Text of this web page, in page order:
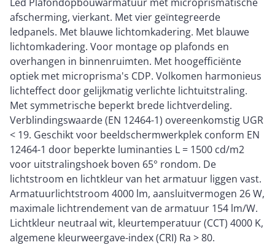
afscherming, vierkant. Met vier geïntegreerde
ledpanels. Met blauwe lichtomkadering. Met blauwe
lichtomkadering. Voor montage op plafonds en
overhangen in binnenruimten. Met hoogefficiënte
optiek met microprisma's CDP. Volkomen harmonieus
lichteffect door gelijkmatig verlichte lichtuitstraling.
Met symmetrische beperkt brede lichtverdeling.
Verblindingswaarde (EN 12464-1) overeenkomstig UGR
< 19. Geschikt voor beeldschermwerkplek conform EN
12464-1 door beperkte luminanties L = 1500 cd/m2
voor uitstralingshoek boven 65° rondom. De
lichtstroom en lichtkleur van het armatuur liggen vast.
Armatuurlichtstroom 4000 lm, aansluitvermogen 26 W,
maximale lichtrendement van de armatuur 154 lm/W.
Lichtkleur neutraal wit, kleurtemperatuur (CCT) 4000 K,
algemene kleurweergave-index (CRI) Ra > 80.